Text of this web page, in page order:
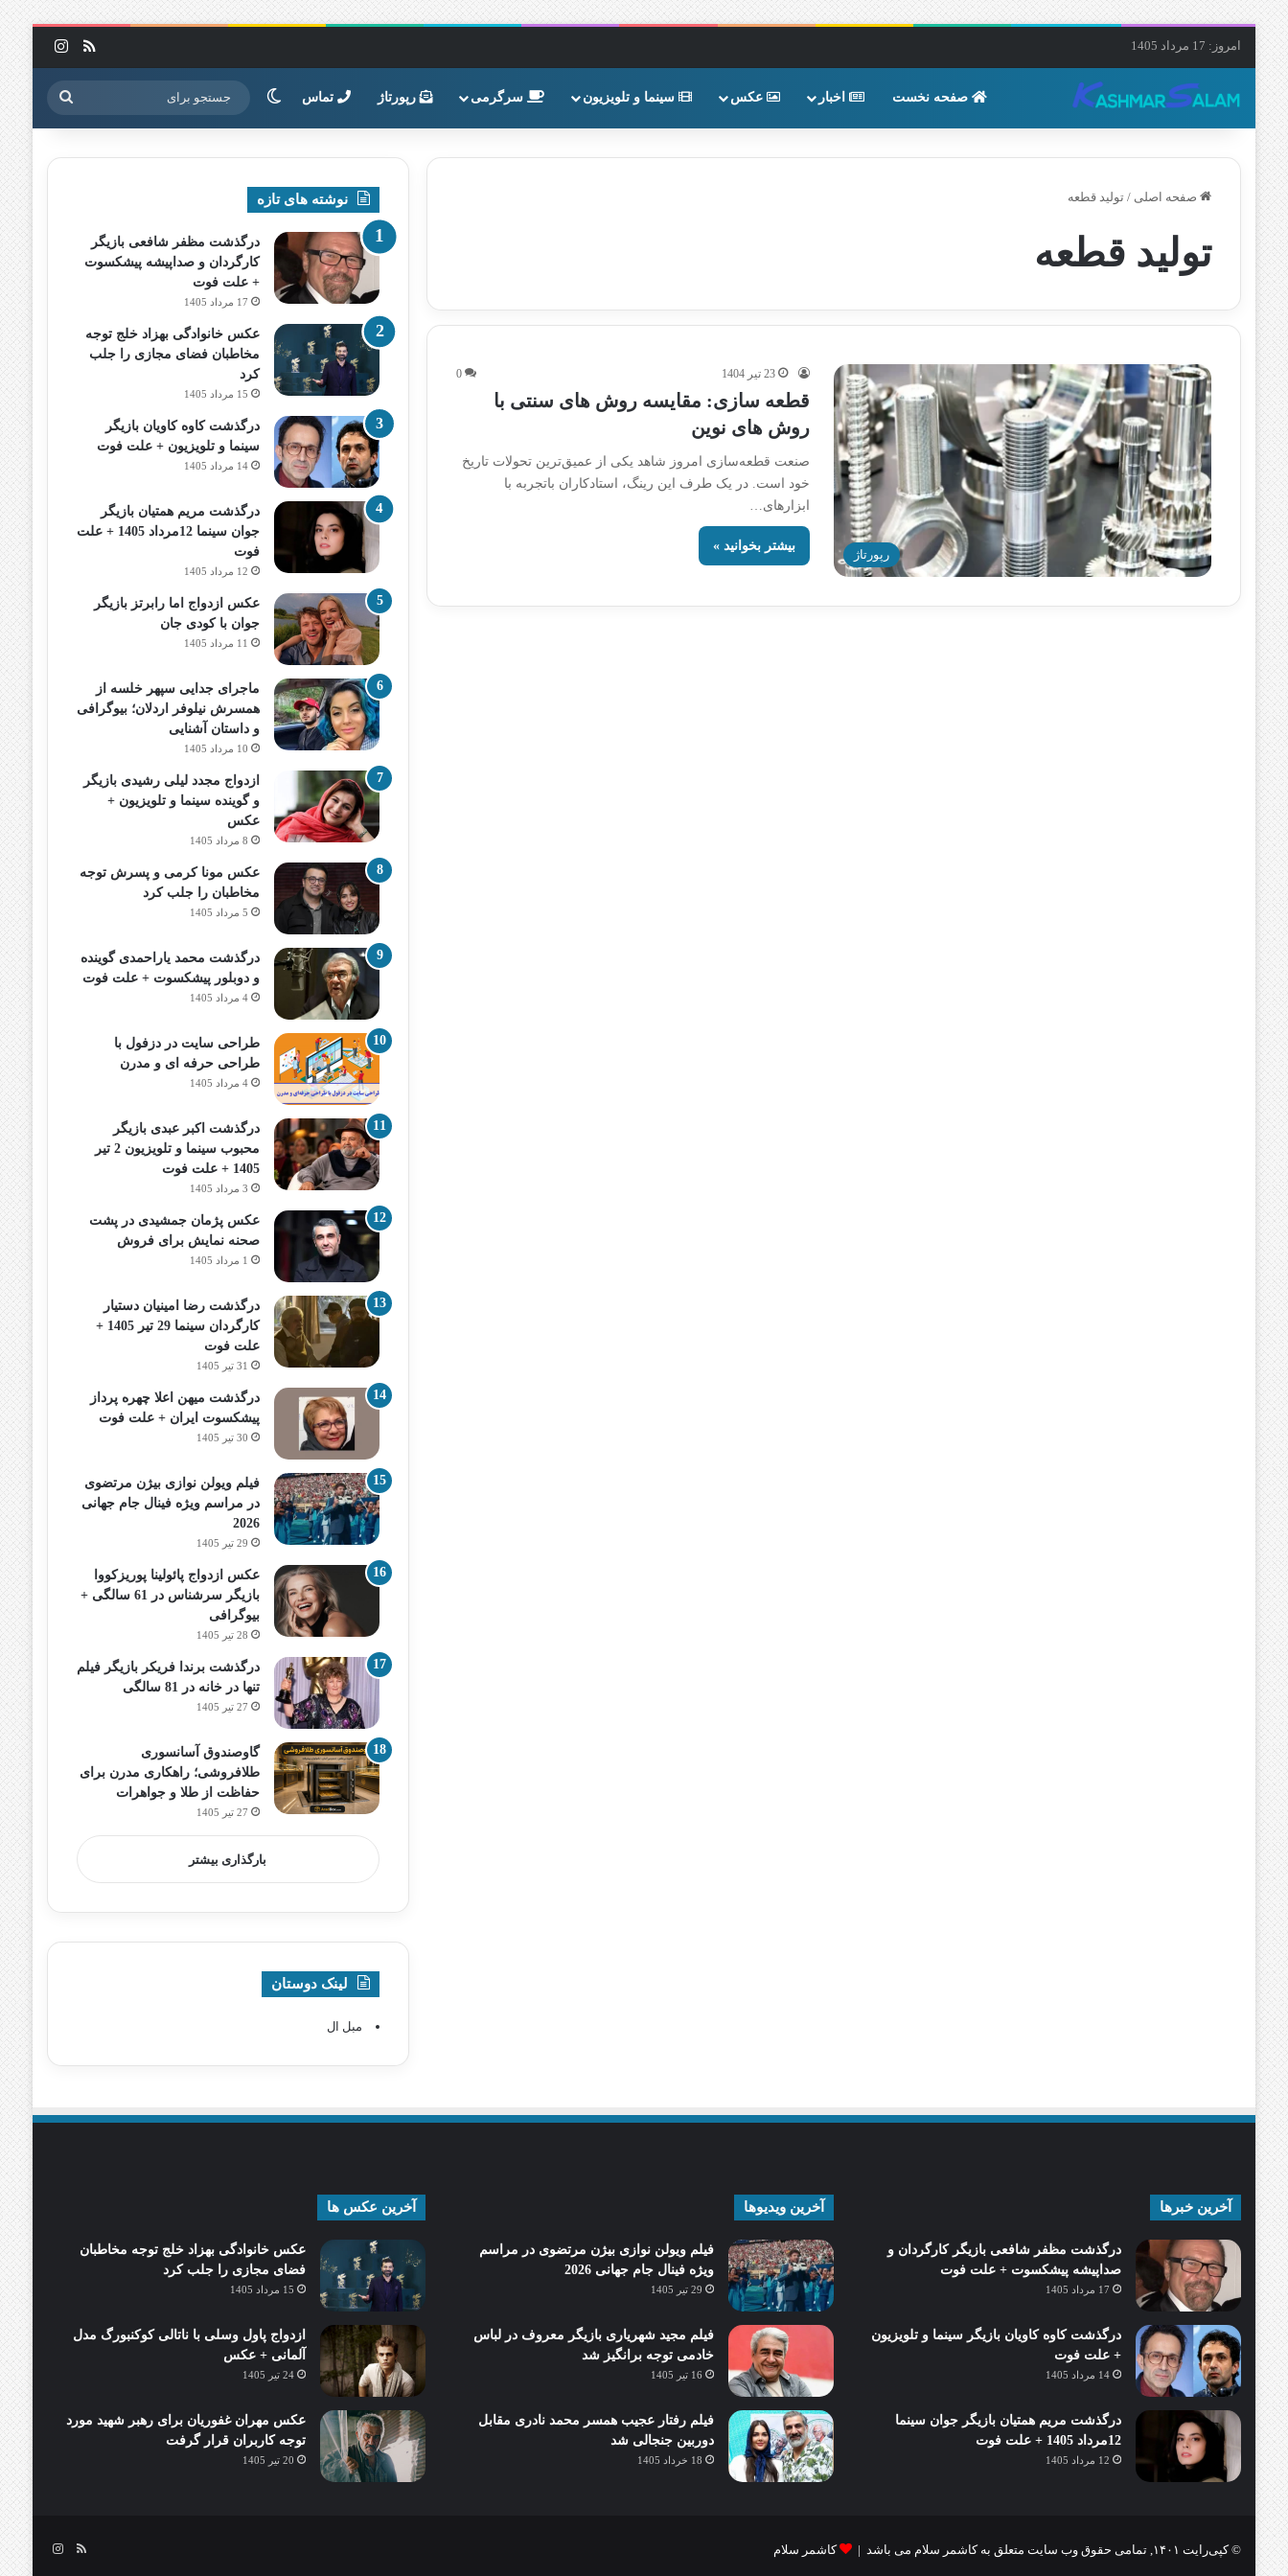
امروز: 17 مرداد 1405 خوراک
صفحه نخست اخبار عکس سینما و تلویزیون سرگرمی رپورتاژ تماس تغییر پوسته جستجو
برای
صفحه اصلی / تولید قطعه
تولید قطعه
رپورتاژ
23 تیر 1404 0
قطعه سازی: مقایسه روش های سنتی با
روش های نوین
صنعت قطعه‌سازی امروز شاهد یکی از عمیق‌ترین تحولات تاریخ
خود است. در یک طرف این رینگ، استادکاران باتجربه با
ابزارهای…
بیشتر بخوانید »
نوشته های تازه
درگذشت مظفر شافعی بازیگر
کارگردان و صداپیشه پیشکسوت
+ علت فوت
17 مرداد 1405
عکس خانوادگی بهزاد خلج توجه
مخاطبان فضای مجازی را جلب
کرد
15 مرداد 1405
درگذشت کاوه کاویان بازیگر
سینما و تلویزیون + علت فوت
14 مرداد 1405
درگذشت مریم همتیان بازیگر
جوان سینما 12مرداد 1405 + علت
فوت
12 مرداد 1405
عکس ازدواج اما رابرتز بازیگر
جوان با کودی جان
11 مرداد 1405
ماجرای جدایی سپهر خلسه از
همسرش نیلوفر اردلان؛ بیوگرافی
و داستان آشنایی
10 مرداد 1405
ازدواج مجدد لیلی رشیدی بازیگر
و گوینده سینما و تلویزیون +
عکس
8 مرداد 1405
عکس مونا کرمی و پسرش توجه
مخاطبان را جلب کرد
5 مرداد 1405
درگذشت محمد یاراحمدی گوینده
و دوبلور پیشکسوت + علت فوت
4 مرداد 1405
طراحی سایت در دزفول با
طراحی حرفه‌ ای و مدرن
4 مرداد 1405
درگذشت اکبر عبدی بازیگر
محبوب سینما و تلویزیون 2 تیر
1405 + علت فوت
3 مرداد 1405
عکس پژمان جمشیدی در پشت
صحنه نمایش برای فروش
1 مرداد 1405
درگذشت رضا امینیان دستیار
کارگردان سینما 29 تیر 1405 +
علت فوت
31 تیر 1405
درگذشت میهن اعلا چهره پرداز
پیشکسوت ایران + علت فوت
30 تیر 1405
فیلم ویولن نوازی بیژن مرتضوی
در مراسم ویژه فینال جام جهانی
2026
29 تیر 1405
عکس ازدواج پائولینا پوریزکووا
بازیگر سرشناس در 61 سالگی +
بیوگرافی
28 تیر 1405
درگذشت برندا فریکر بازیگر فیلم
تنها در خانه در 81 سالگی
27 تیر 1405
گاوصندوق آسانسوری
طلافروشی؛ راهکاری مدرن برای
حفاظت از طلا و جواهرات
27 تیر 1405
بارگذاری بیشتر
لینک دوستان
مبل ال
آخرین خبرها
درگذشت مظفر شافعی بازیگر کارگردان و
صداپیشه پیشکسوت + علت فوت
17 مرداد 1405
درگذشت کاوه کاویان بازیگر سینما و تلویزیون
+ علت فوت
14 مرداد 1405
درگذشت مریم همتیان بازیگر جوان سینما
12مرداد 1405 + علت فوت
12 مرداد 1405
آخرین ویدیوها
فیلم ویولن نوازی بیژن مرتضوی در مراسم
ویژه فینال جام جهانی 2026
29 تیر 1405
فیلم مجید شهریاری بازیگر معروف در لباس
خادمی توجه برانگیز شد
16 تیر 1405
فیلم رفتار عجیب همسر محمد نادری مقابل
دوربین جنجالی شد
18 خرداد 1405
آخرین عکس ها
عکس خانوادگی بهزاد خلج توجه مخاطبان
فضای مجازی را جلب کرد
15 مرداد 1405
ازدواج پاول وسلی با ناتالی کوکنبورگ مدل
آلمانی + عکس
24 تیر 1405
عکس مهران غفوریان برای رهبر شهید مورد
توجه کاربران قرار گرفت
20 تیر 1405
© کپی‌رایت ۱۴۰۱, تمامی حقوق وب سایت متعلق به کاشمر سلام می باشد | کاشمر سلام خوراکاینستاگرام